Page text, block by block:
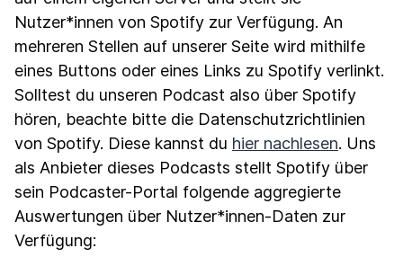
Nutzer*innen von Spotify zur Verfügung. An
mehreren Stellen auf unserer Seite wird mithilfe
eines Buttons oder eines Links zu Spotify verlinkt.
Solltest du unseren Podcast also über Spotify
hören, beachte bitte die Datenschutzrichtlinien
von Spotify. Diese kannst du hier nachlesen. Uns
als Anbieter dieses Podcasts stellt Spotify über
sein Podcaster-Portal folgende aggregierte
Auswertungen über Nutzer*innen-Daten zur
Verfügung: